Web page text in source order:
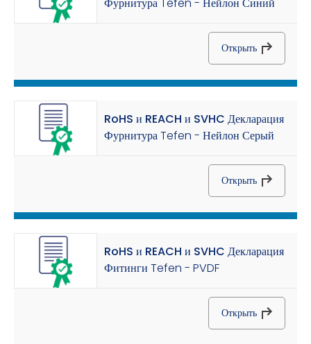
Открыть
RoHS и REACH и SVHC Декларация
Фурнитура Tefen - Нейлон Серый
Открыть
RoHS и REACH и SVHC Декларация
Фитинги Tefen - PVDF
Открыть